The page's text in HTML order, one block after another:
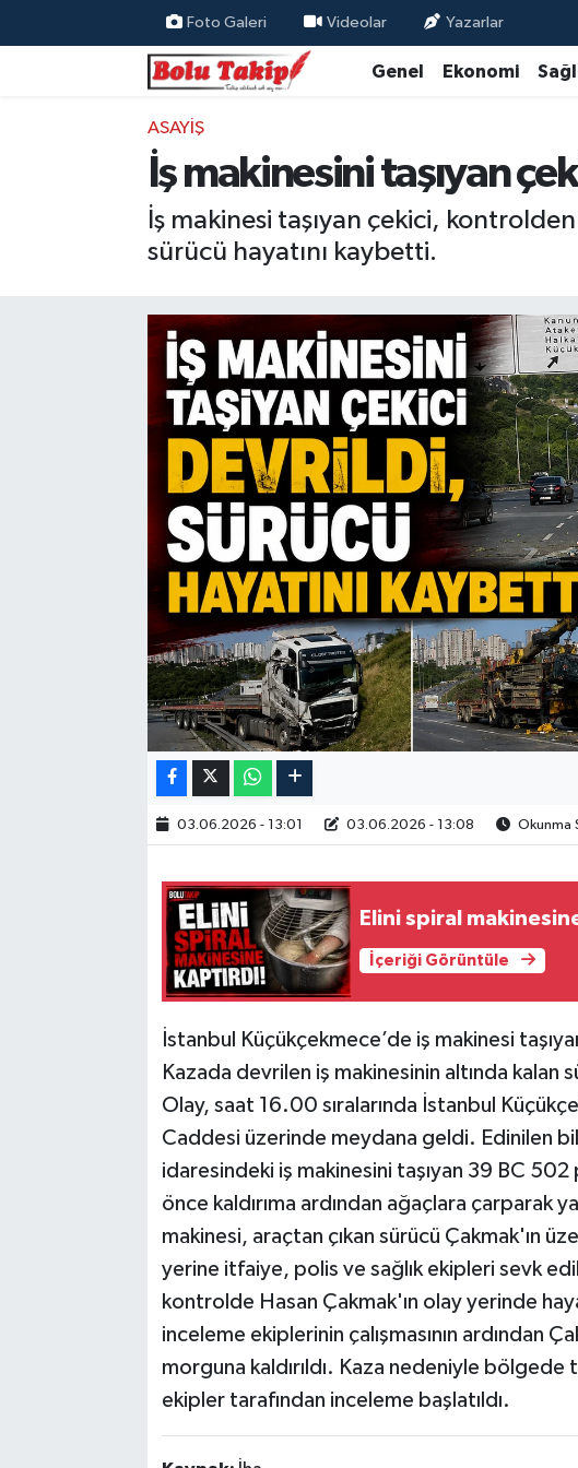
Foto Galeri Videolar Yazarlar
Genel Ekonomi
ASAYIŞ
İş makinesini taşıyan
İş makinesi taşıyan çekici,
sürücü hayatını kaybetti.
03.06.2026 - 13:01 03.06.2026 - 13:08 Okunma
Elini spiral
İçeriği Görüntüle
İstanbul Küçükçekmece’de iş makinesi
Kazada devrilen iş makinesinin altında kalan
Olay, saat 16.00 sıralarında İstanbul
Caddesi üzerinde meydana geldi. Edinilen
idaresindeki iş makinesini taşıyan 39 BC 502
önce kaldırıma ardından ağaçlara çarparak
makinesi, araçtan çıkan sürücü Çakmak'ın
yerine itfaiye, polis ve sağlık ekipleri sevk
kontrolde Hasan Çakmak'ın olay yerinde
inceleme ekiplerinin çalışmasının ardından
morguna kaldırıldı. Kaza nedeniyle
ekipler tarafından inceleme başlatıldı.